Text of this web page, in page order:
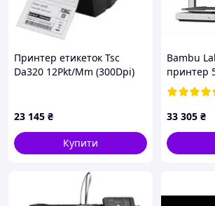
3D-принтер CreatBot DX Plus
багатофункціональною панеллю
забезпечує одним натисканням
Допоміжні функції включають в
переміщення вгору і вниз Z валу,
охолодження платформи, пауза або
Тип двигунів
Редукторні двігуні роблять більше
порівнянні зі звичайними
завдяки чому забезпечується більш
Принтер етикеток Tsc
Da320 12Pkt/Mm (300Dpi)
23 145 ₴
Купити
Bambu
принтер
33 305 ₴